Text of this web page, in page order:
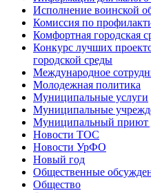
Исполнение воинской
Комиссия по
Комфортная городская
Конкурс лучших
городской среды
Международное
Молодежная политика
Муниципальные услуги
Муниципальные
Муниципальный приют
Новости ТОС
Новости УрФО
Новый год
Общественные
Общество